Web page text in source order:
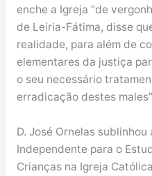
enche a Igreja “de
de Leiria-Fátima, disse
realidade, para além de
elementares da justiça
o seu necessário
erradicação destes
D. José Ornelas
Independente para o
Crianças na Igreja